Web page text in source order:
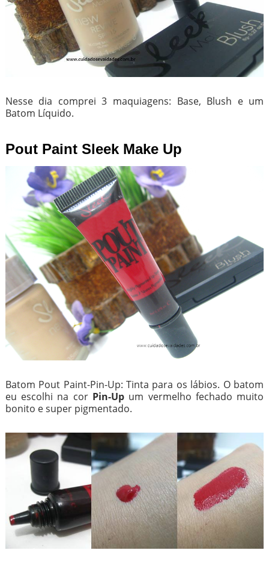
Nesse dia comprei 3 maquiagens: Base, Blush e um
Batom Líquido.
Pout Paint Sleek Make Up
Batom Pout Paint-Pin-Up: Tinta para os lábios. O batom
eu escolhi na cor Pin-Up um vermelho fechado muito
bonito e super pigmentado.